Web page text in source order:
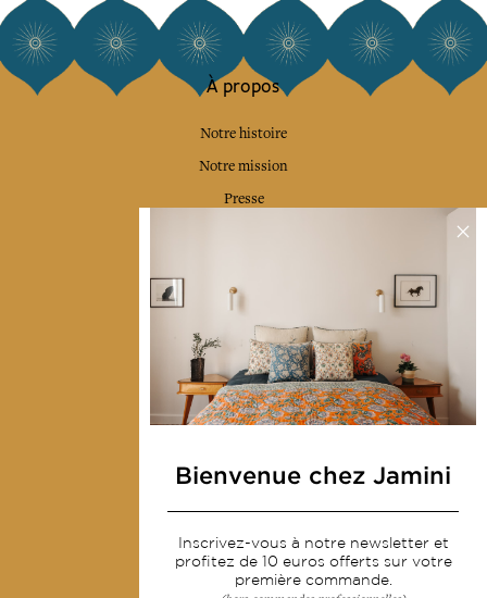
À propos
Notre histoire
Notre mission
Presse
Collections
Déco & Linge de maison
Linge de table
Sacs & pochettes
Services
Livraison & retour
CGV
Bienvenue chez Jamini
Inscrivez-vous à notre newsletter et
profitez de 10 euros offerts sur votre
première commande.